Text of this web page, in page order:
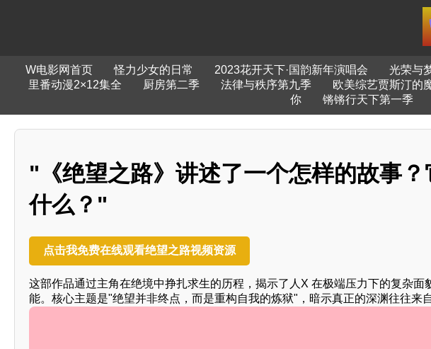
W电影网首页 怪力少女的日常 2023花开天下·国韵新年演唱会 光荣与
里番动漫2×12集全
厨房第二季 法律与秩序第九季 欧美综艺贾斯汀的
你
锵锵行天下第一季
"《绝望之路》讲述了一个怎样的故事
什么？"
点击我免费在线观看绝望之路视频资源
这部作品通过主角在绝境中挣扎求生的历程，揭示了人X 在极端压力下的复杂
能。核心主题是"绝望并非终点，而是重构自我的炼狱"，暗示真正的深渊往往来